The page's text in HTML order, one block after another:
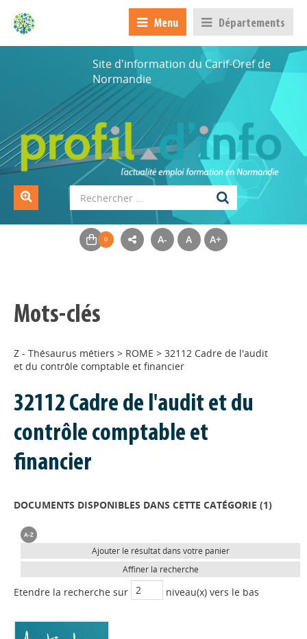
Menu Départements
Site d'information du Carif-Oref de
Normandie
A- A A+
Mots-clés
Z - Thésaurus métiers > ROME > 32112 Cadre de l'audit
et du contrôle comptable et financier
32112 Cadre de l'audit et du
contrôle comptable et
financier
DOCUMENTS DISPONIBLES DANS CETTE CATÉGORIE (1)
Ajouter le résultat dans votre panier
Affiner la recherche
Etendre la recherche sur niveau(x) vers le bas